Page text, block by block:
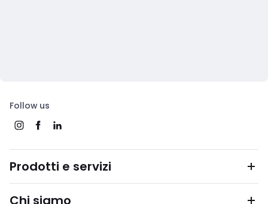
Follow us
Prodotti e servizi
Chi siamo